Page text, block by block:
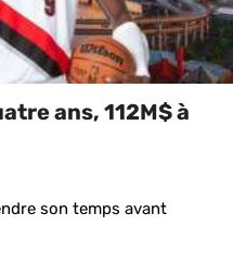
ans, 112M$ à
son temps avant